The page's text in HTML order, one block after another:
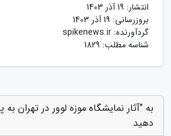
انتشار: 19 آذر 1403
بروزرسانی: 19 آذر 1403
گردآورنده: spikenews.ir
شناسه مطلب: 1829
به "آثار نمایشگاه موزه لوور در تهران
دهید